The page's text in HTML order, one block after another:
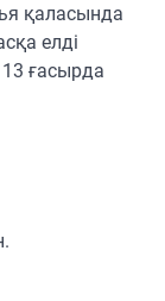
қаласында
елді
ғасырда